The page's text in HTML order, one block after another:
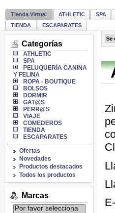
Tienda Virtual ATHLETIC SPA
TIENDA
ESCAPARATES
Categorías
ATHLETIC
SPA
PELUQUERÍA CANINA
Y FELINA
ROPA - BOUTIQUE
BOLSOS
DORMIR
GAT@S
PERR@S
VIAJE
COMEDEROS
TIENDA
ESCAPARATES
Ofertas
Novedades
Productos destacados
Todos los productos
Marcas
Listado
Se